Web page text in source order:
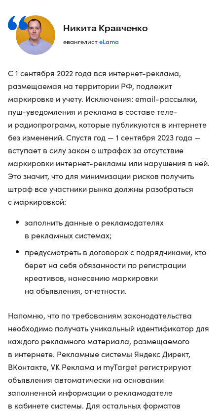
Никита Кравченко
евангелистeLama
С 1 сентября 2022 года вся интернет-реклама,
размещаемая на территории РФ, подлежит
маркировке и учету. Исключения: email-рассылки,
пуш-уведомления и реклама в составе теле-
и радиопрограмм, которые публикуются в интернете
без изменений. Спустя год — 1 сентября 2023 года —
вступает в силу закон о штрафах за отсутствие
маркировки интернет-рекламы или нарушения в ней.
Это значит, что для минимизации рисков получить
штраф все участники рынка должны разобраться
с маркировкой:
заполнить данные о рекламодателях
в рекламных системах;
предусмотреть в договорах с подрядчиками, кто
берет на себя обязанности по регистрации
креативов, нанесению маркировки
на объявления, отчетности.
Напомню, что по требованиям законодательства
необходимо получать уникальный идентификатор для
каждого рекламного материала, размещаемого
в интернете. Рекламные системы Яндекс Директ,
ВКонтакте, VK Реклама и myTarget регистрируют
объявления автоматически на основании
заполненной информации о рекламодателе
в кабинете системы. Для остальных форматов